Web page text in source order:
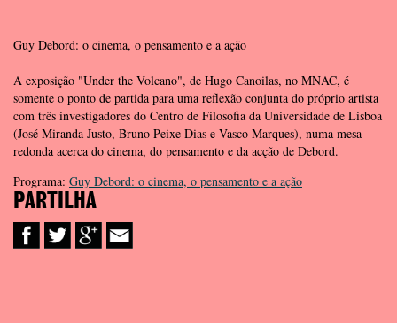
Guy Debord: o cinema, o pensamento e a ação
A exposição "Under the Volcano", de Hugo Canoilas, no MNAC, é
somente o ponto de partida para uma reflexão conjunta do próprio artista
com três investigadores do Centro de Filosofia da Universidade de Lisboa
(José Miranda Justo, Bruno Peixe Dias e Vasco Marques), numa mesa-
redonda acerca do cinema, do pensamento e da acção de Debord.
Programa: Guy Debord: o cinema, o pensamento e a ação
PARTILHA